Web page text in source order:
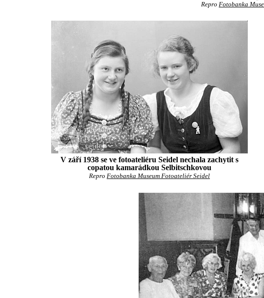
Repro Fotobanka
V září 1938 se ve fotoateliéru Seidel nechala zachytit s
copatou kamarádkou Selbitschkovou
Repro Fotobanka Museum Fotoateliér Seidel